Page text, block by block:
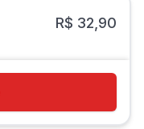
R$ 32,90